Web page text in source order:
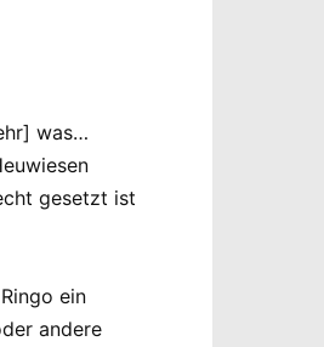
was…
gesetzt ist
ein
andere